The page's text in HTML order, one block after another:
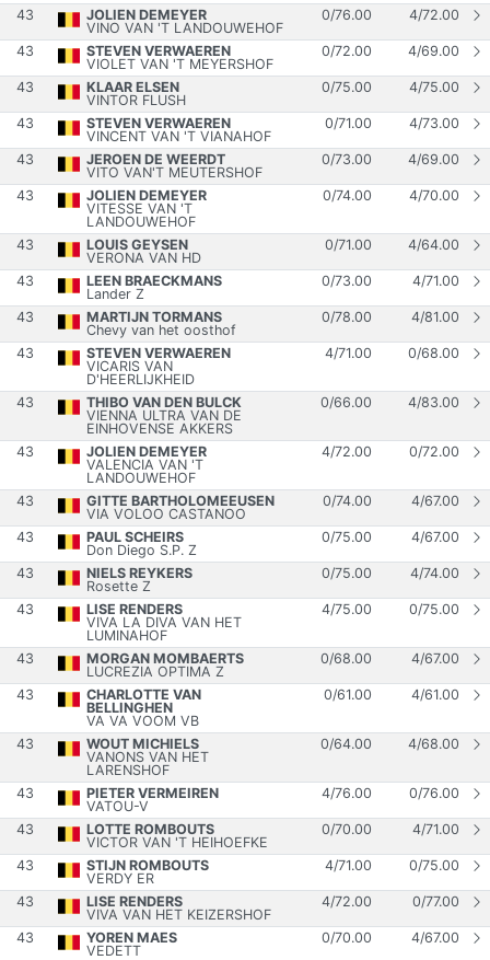
43
JOLIEN DEMEYER
VINO VAN 'T LANDOUWEHOF
0/76.00 4/72.00
43
STEVEN VERWAEREN
VIOLET VAN 'T MEYERSHOF
0/72.00 4/69.00
43
KLAAR ELSEN
VINTOR FLUSH
0/75.00 4/75.00
43
STEVEN VERWAEREN
VINCENT VAN 'T VIANAHOF
0/71.00 4/73.00
43
JEROEN DE WEERDT
VITO VAN'T MEUTERSHOF
0/73.00 4/69.00
43
JOLIEN DEMEYER
VITESSE VAN 'T
LANDOUWEHOF
0/74.00 4/70.00
43
LOUIS GEYSEN
VERONA VAN HD
0/71.00 4/64.00
43
LEEN BRAECKMANS
Lander Z
0/73.00 4/71.00
43
MARTIJN TORMANS
Chevy van het oosthof
0/78.00 4/81.00
43
STEVEN VERWAEREN
VICARIS VAN
D'HEERLIJKHEID
4/71.00 0/68.00
43
THIBO VAN DEN BULCK
VIENNA ULTRA VAN DE
EINHOVENSE AKKERS
0/66.00 4/83.00
43
JOLIEN DEMEYER
VALENCIA VAN 'T
LANDOUWEHOF
4/72.00 0/72.00
43
GITTE BARTHOLOMEEUSEN
VIA VOLOO CASTANOO
0/74.00 4/67.00
43
PAUL SCHEIRS
Don Diego S.P. Z
0/75.00 4/67.00
43
NIELS REYKERS
Rosette Z
0/75.00 4/74.00
43
LISE RENDERS
VIVA LA DIVA VAN HET
LUMINAHOF
4/75.00 0/75.00
43
MORGAN MOMBAERTS
LUCREZIA OPTIMA Z
0/68.00 4/67.00
43
CHARLOTTE VAN
BELLINGHEN
VA VA VOOM VB
0/61.00 4/61.00
43
WOUT MICHIELS
VANONS VAN HET
LARENSHOF
0/64.00 4/68.00
43
PIETER VERMEIREN
VATOU-V
4/76.00 0/76.00
43
LOTTE ROMBOUTS
VICTOR VAN 'T HEIHOEFKE
0/70.00 4/71.00
43
STIJN ROMBOUTS
VERDY ER
4/71.00 0/75.00
43
LISE RENDERS
VIVA VAN HET KEIZERSHOF
4/72.00 0/77.00
43
YOREN MAES
VEDETT
0/70.00 4/67.00